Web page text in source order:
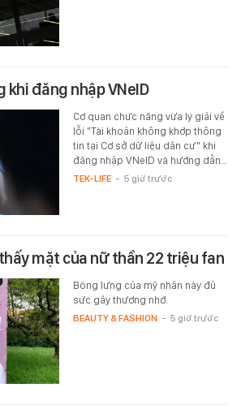
khi đăng nhập VNeID
Cơ quan chức năng vừa lý giải về
lỗi "Tài khoản không khớp thông
tin tại Cơ sở dữ liệu dân cư" khi
đăng nhập VNeID và hướng dẫn…
TEK-LIFE - 5 giờ trước
mặt của nữ thần 22 triệu fan
Bóng lưng của mỹ nhân này đủ
sức gây thương nhớ.
BEAUTY & FASHION - 5 giờ trước